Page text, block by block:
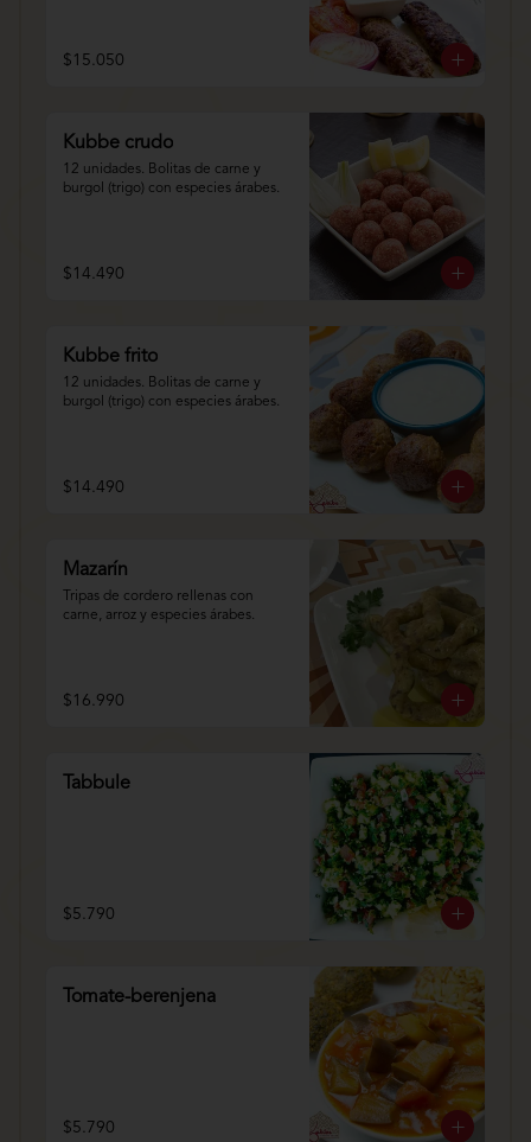
$15.050
Kubbe crudo
12 unidades. Bolitas de carne y
burgol (trigo) con especies árabes.
$14.490
Kubbe frito
12 unidades. Bolitas de carne y
burgol (trigo) con especies árabes.
$14.490
Mazarín
Tripas de cordero rellenas con
carne, arroz y especies árabes.
$16.990
Tabbule
$5.790
Tomate-berenjena
$5.790